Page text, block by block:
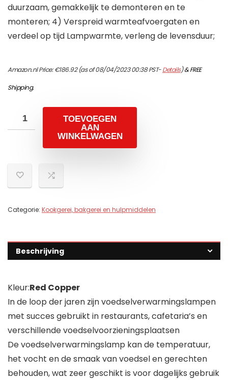
duurzaam, gemakkelijk te demonteren en te
monteren; 4) Verspreid warmteafvoergaten en
verdeel op tijd Lampwarmte, verleng de levensduur;
Amazon.nl Price:€186.92(as of 08/04/2023 00:38 PST-Details)&FREE
Shipping.
TOEVOEGEN
AAN
WINKELWAGEN
Categorie: Kookgerei, bakgerei en hulpmiddelen
Beschrijving
Kleur:Red Copper
In de loop der jaren zijn voedselverwarmingslampen
met succes gebruikt in restaurants, cafetaria’s en
verschillende voedselvoorzieningsplaatsen
De voedselverwarmingslamp kan de temperatuur,
het vocht en de smaak van voedsel en gerechten
behouden, wat zeer geschikt is voor dagelijks gebruik